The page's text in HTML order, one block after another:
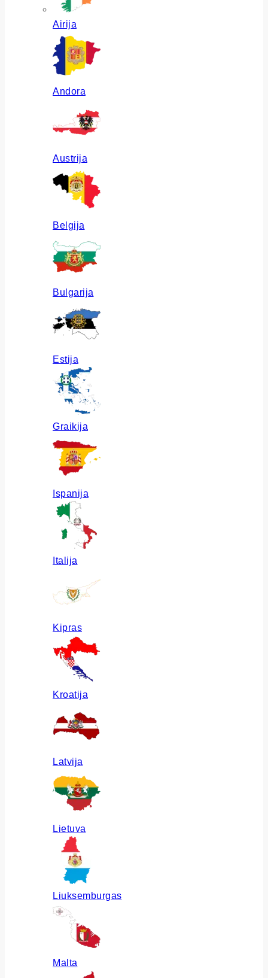
Airija
Andora
Austrija
Belgija
Bulgarija
Estija
Graikija
Ispanija
Italija
Kipras
Kroatija
Latvija
Lietuva
Liuksemburgas
Malta